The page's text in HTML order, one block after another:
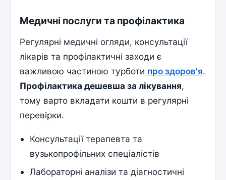
Медичні послуги та профілактика
Регулярні медичні огляди, консультації
лікарів та профілактичні заходи є
важливою частиною турботи про здоров'я.
Профілактика дешевша за лікування,
тому варто вкладати кошти в регулярні
перевірки.
Консультації терапевта та
вузькопрофільних спеціалістів
Лабораторні аналізи та діагностичні